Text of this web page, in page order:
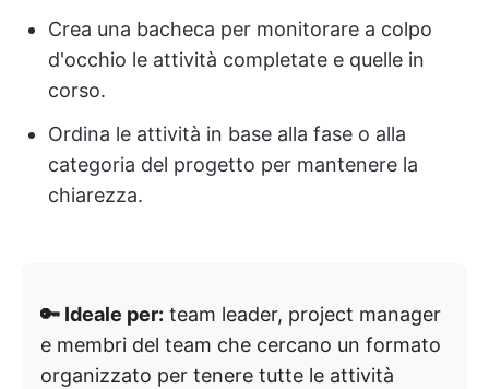
Crea una bacheca per monitorare a colpo
d'occhio le attività completate e quelle in
corso.
Ordina le attività in base alla fase o alla
categoria del progetto per mantenere la
chiarezza.
🔑 Ideale per: team leader, project manager
e membri del team che cercano un formato
organizzato per tenere tutte le attività